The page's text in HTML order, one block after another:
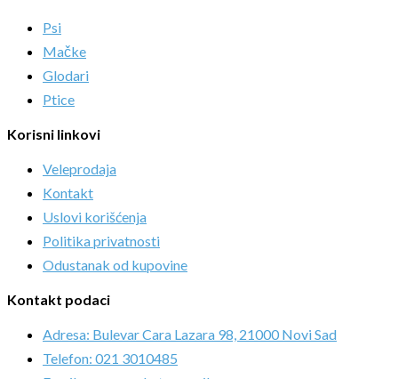
Psi
Mačke
Glodari
Ptice
Korisni linkovi
Veleprodaja
Kontakt
Uslovi korišćenja
Politika privatnosti
Odustanak od kupovine
Kontakt podaci
Adresa: Bulevar Cara Lazara 98, 21000 Novi Sad
Telefon: 021 3010485